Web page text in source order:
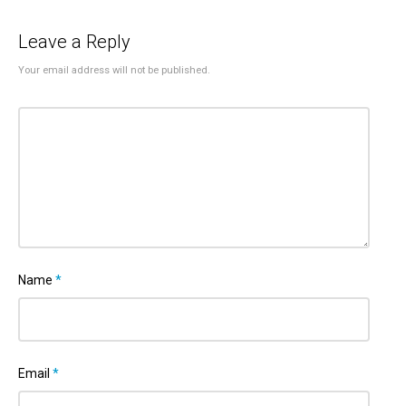
Leave a Reply
Your email address will not be published.
Name *
Email *